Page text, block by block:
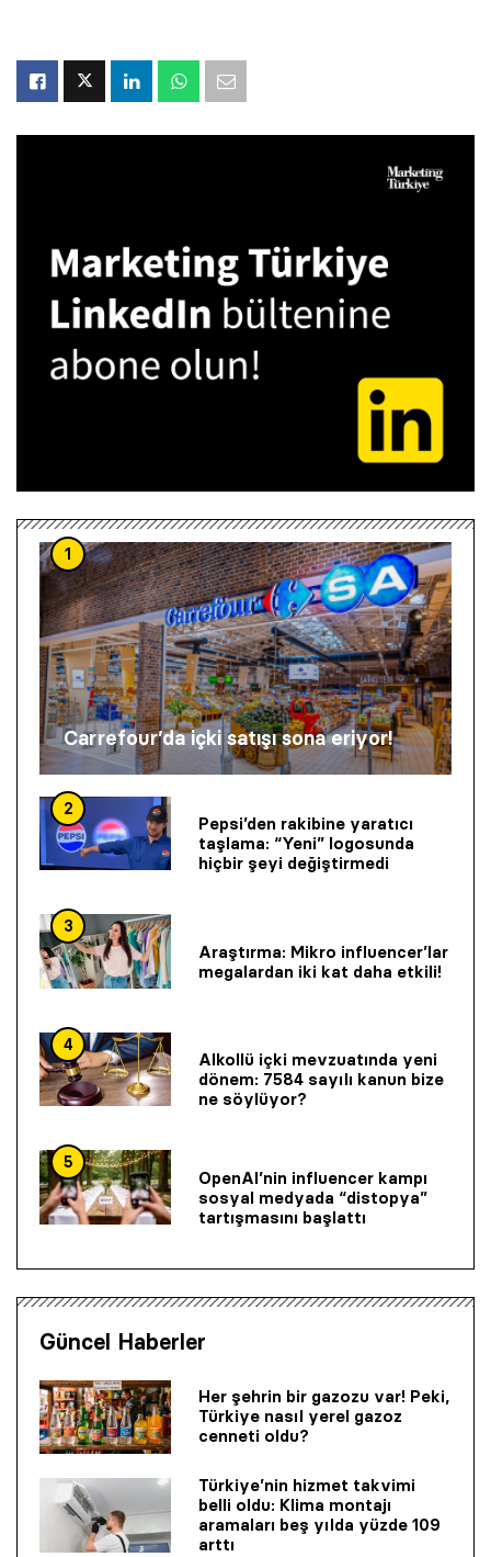
1
Carrefour’da içki satışı sona eriyor!
2
Pepsi’den rakibine yaratıcı
taşlama: “Yeni” logosunda
hiçbir şeyi değiştirmedi
3
Araştırma: Mikro influencer’lar
megalardan iki kat daha etkili!
4
Alkollü içki mevzuatında yeni
dönem: 7584 sayılı kanun bize
ne söylüyor?
5
OpenAI’nin influencer kampı
sosyal medyada “distopya”
tartışmasını başlattı
Güncel Haberler
Her şehrin bir gazozu var! Peki,
Türkiye nasıl yerel gazoz
cenneti oldu?
Türkiye’nin hizmet takvimi
belli oldu: Klima montajı
aramaları beş yılda yüzde 109
arttı